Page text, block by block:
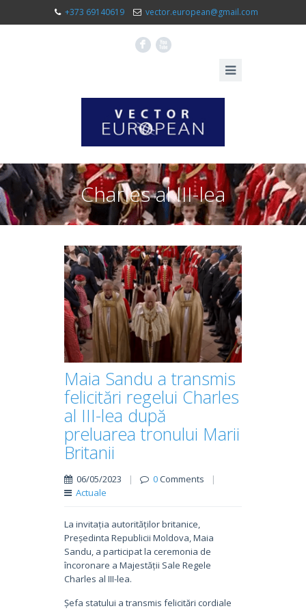
+373 69140619 vector.european@gmail.com
F X
Charles al III-lea
Maia Sandu a transmis
felicitări regelui Charles
al III-lea după
preluarea tronului Marii
Britanii
06/05/2023 | 0Comments
|
Actuale
La invitația autorităților britanice,
Președinta Republicii Moldova, Maia
Sandu, a participat la ceremonia de
încoronare a Majestății Sale Regele
Charles al III-lea.
Șefa statului a transmis felicitări cordiale